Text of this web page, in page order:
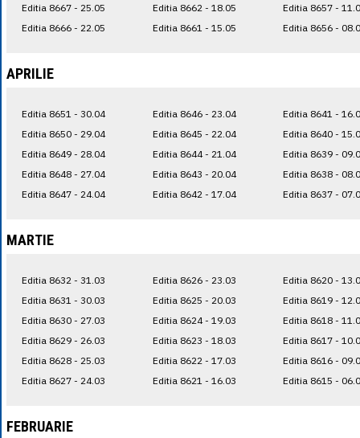
Editia 8667 - 25.05
Editia 8666 - 22.05
Editia 8662 - 18.05
Editia 8661 - 15.05
Editia 8657 -
Editia 8656 -
APRILIE
Editia 8651 - 30.04
Editia 8650 - 29.04
Editia 8649 - 28.04
Editia 8648 - 27.04
Editia 8647 - 24.04
Editia 8646 - 23.04
Editia 8645 - 22.04
Editia 8644 - 21.04
Editia 8643 - 20.04
Editia 8642 - 17.04
Editia 8641 -
Editia 8640 -
Editia 8639 -
Editia 8638 -
Editia 8637 -
MARTIE
Editia 8632 - 31.03
Editia 8631 - 30.03
Editia 8630 - 27.03
Editia 8629 - 26.03
Editia 8628 - 25.03
Editia 8627 - 24.03
Editia 8626 - 23.03
Editia 8625 - 20.03
Editia 8624 - 19.03
Editia 8623 - 18.03
Editia 8622 - 17.03
Editia 8621 - 16.03
Editia 8620 -
Editia 8619 -
Editia 8618 -
Editia 8617 -
Editia 8616 -
Editia 8615 -
FEBRUARIE